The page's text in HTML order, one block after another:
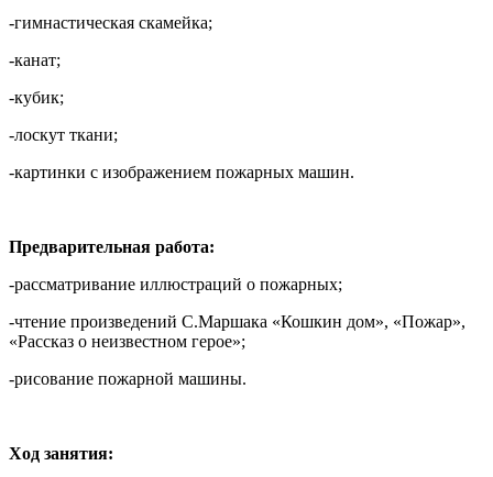
-гимнастическая скамейка;
-канат;
-кубик;
-лоскут ткани;
-картинки с изображением пожарных машин.
Предварительная работа:
-рассматривание иллюстраций о пожарных;
-чтение произведений С.Маршака «Кошкин дом», «Пожар»,
«Рассказ о неизвестном герое»;
-рисование пожарной машины.
Ход занятия: